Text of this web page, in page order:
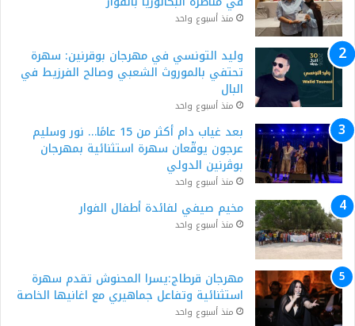
منذ أسبوع واحد
وليد التونسي في مهرجان بوقرنين: سهرة
تحتفي بالموروث الشعبي وصالح الفرزيط في
البال
منذ أسبوع واحد
بعد غياب دام أكثر من 15 عامًا… نور وسليم
عرجون يوقّعان سهرة استثنائية بمهرجان
بوڨرنين الدولي
منذ أسبوع واحد
مخيم صيفي لفائدة أطفال الفوار
منذ أسبوع واحد
مهرجان قرطاج:يسرا المحنوش تقدم سهرة
استثنائية وتفاعل جماهيري مع اغانيها الخاصة
منذ أسبوع واحد